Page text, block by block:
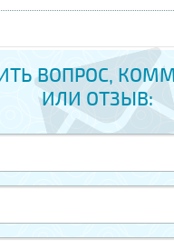
ВОПРОС,
ИЛИ ОТЗЫВ: